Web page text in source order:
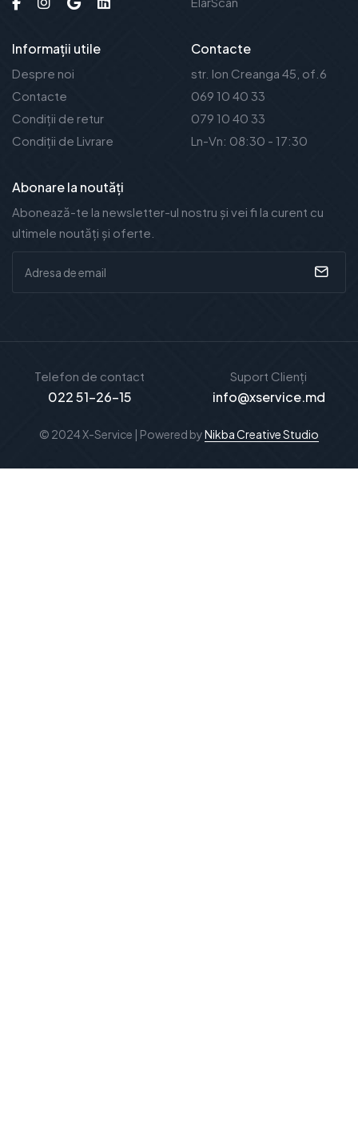
Informații utile
Despre noi
Contacte
Condiții de retur
Condiții de Livrare
Contacte
str. Ion Creanga 45, of.6
069 10 40 33
079 10 40 33
Ln-Vn: 08:30 - 17:30
Abonare la noutăți
Abonează-te la newsletter-ul nostru și vei fi la curent cu
ultimele noutăți și oferte.
© 2024 X-Service | Powered byNikba Creative Studio
Telefon de contact
022 51-26-15
Suport Clienți
info@xservice.md